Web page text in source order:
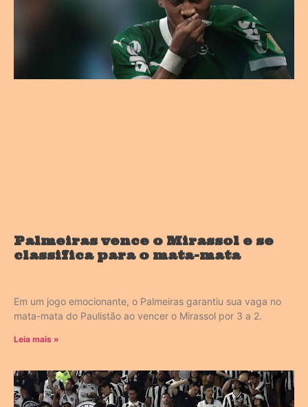
Palmeiras vence o Mirassol e se
classifica para o mata-mata
Em um jogo emocionante, o Palmeiras garantiu sua vaga no
mata-mata do Paulistão ao vencer o Mirassol por 3 a 2.
Leia mais »